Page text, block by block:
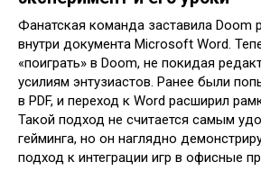
Фанатская команда заставила Doom
внутри документа Microsoft Word.
«поиграть» в Doom, не покидая
усилиям энтузиастов. Ранее были
в PDF, и переход к Word расширил
Такой подход не считается самым
гейминга, но он наглядно
подход к интеграции игр в офисные